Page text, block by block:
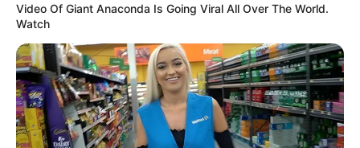
Video Of Giant Anaconda Is Going Viral All Over The World.
Watch